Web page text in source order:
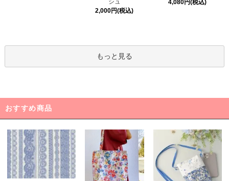
2,000円(税込)
4,080円(税込)
もっと見る
おすすめ商品